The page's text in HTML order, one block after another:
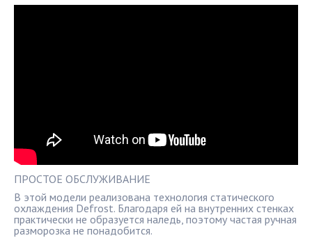
ПРОСТОЕ ОБСЛУЖИВАНИЕ
В этой модели реализована технология статического
охлаждения Defrost. Благодаря ей на внутренних стенках
практически не образуется наледь, поэтому частая ручная
разморозка не понадобится.